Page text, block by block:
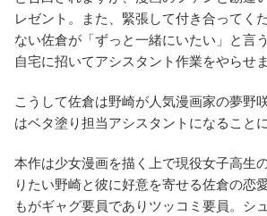
レゼント。また、緊張して付き合ってく
ない佐倉が「ずっと一緒にいたい」と言
自宅に招いてアシスタント作業をやらせま
こうして佐倉は野崎が人気漫画家の夢野
はベタ塗り担当アシスタントになることに
本作は少女漫画を描く上で現役女子高生
りたい野崎と彼に好意を寄せる佐倉の恋
もがギャグ要員でありツッコミ要員。シ